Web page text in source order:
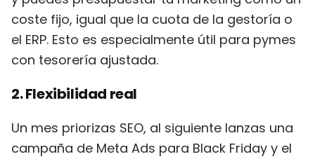
coste fijo, igual que la cuota de la gestoría o
el ERP. Esto es especialmente útil para pymes
con tesorería ajustada.
2. Flexibilidad real
Un mes priorizas SEO, al siguiente lanzas una
campaña de Meta Ads para Black Friday y el